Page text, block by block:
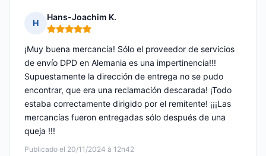
H
Hans-Joachim K.
Nota: 5 de 5
Publicado el 20/11/2024 à 12h42
¡Muy buena mercancía! Sólo el proveedor de servicios
de envío DPD en Alemania es una impertinencia!!!
Supuestamente la dirección de entrega no se pudo
encontrar, que era una reclamación descarada! ¡Todo
estaba correctamente dirigido por el remitente! ¡¡¡Las
mercancías fueron entregadas sólo después de una
queja !!!